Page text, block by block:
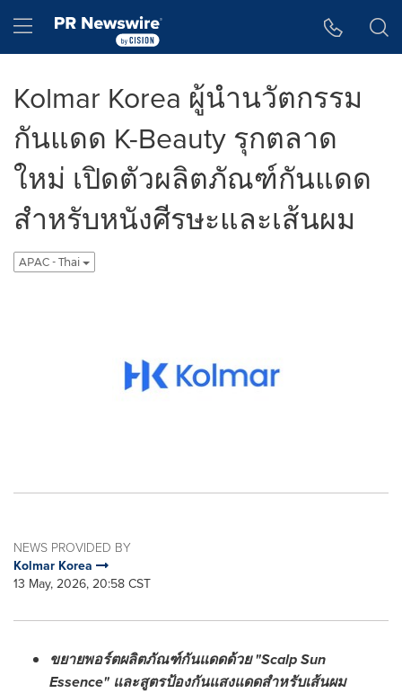
Hamburger menu
Kolmar Korea ผู้นำนวัตกรรม
กันแดด K-Beauty รุกตลาด
ใหม่ เปิดตัวผลิตภัณฑ์กันแดด
สำหรับหนังศีรษะและเส้นผม
APAC - Thai
NEWS PROVIDED BY
Kolmar Korea
13 May, 2026, 20:58 CST
ขยายพอร์ตผลิตภัณฑ์กันแดดด้วย"Scalp Sun
Essence" และสูตรป้องกันแสงแดดสำหรับเส้นผม